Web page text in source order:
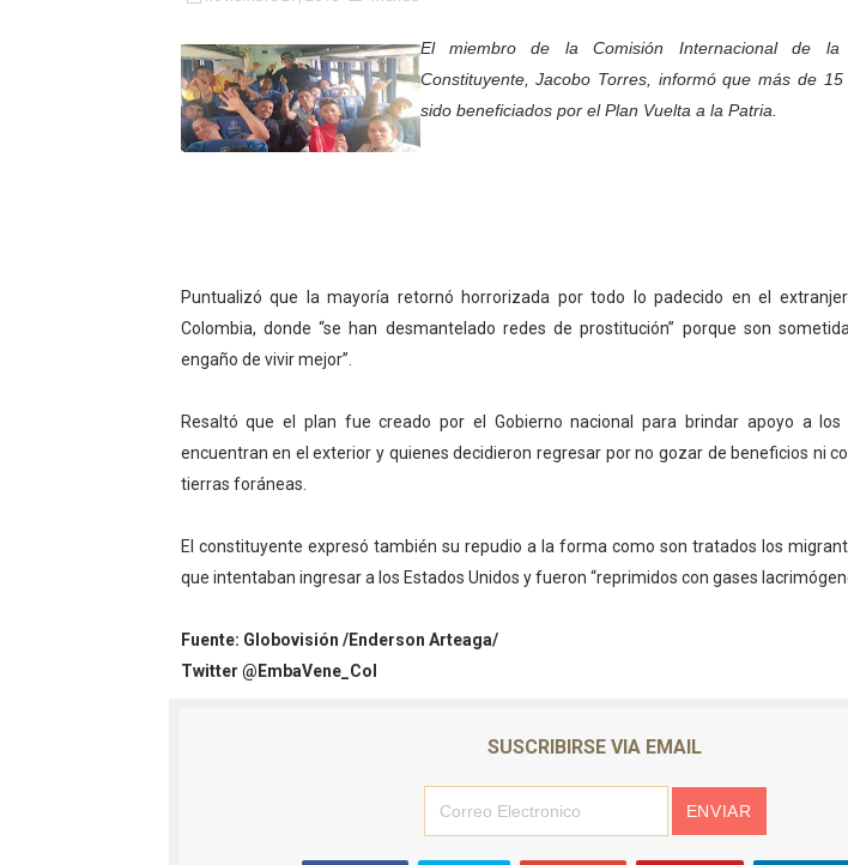
INN-Mérida celebró el Lacto grado para promover el inicio de
Impulsan plan estratégico de seguridad ciudadana 2027-2029
Niños de Estudiantes de Mérida sembraron 110 árboles en
Corposalud y Secretaría Social fortalecen la atención en los
Entregan planta eléctrica para fortalecer la atención
Expertos inspeccionan espacios del OAN para la instalación
Dictan MasterClass en el marco del Encuentro LAGO
Encuentro estadal fortalece la coordinación de políticas
Plan Quirúrgico Regional llega a Pueblo Llano con la
El miembro de la Comisión Internacional de la
Constituyente, Jacobo Torres, informó que más de
sido beneficiados por el Plan Vuelta a la Patria.
Puntualizó que la mayoría retornó horrorizada por todo lo padecido en el
Colombia, donde “se han desmantelado redes de prostitución” porque son
engaño de vivir mejor”.
Resaltó que el plan fue creado por el Gobierno nacional para brindar apoyo a los
encuentran en el exterior y quienes decidieron regresar por no gozar de beneficios ni
tierras foráneas.
El constituyente expresó también su repudio a la forma como son tratados los
que intentaban ingresar a los Estados Unidos y fueron “reprimidos con gases
Fuente: Globovisión /Enderson Arteaga/
Twitter @EmbaVene_Col
SUSCRIBIRSE VIA EMAIL